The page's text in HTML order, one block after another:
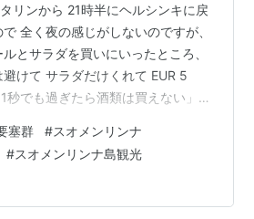
リンから 21時半にヘルシンキに戻
全く夜の感じがしないのですが、
とサラダを買いにいったところ、
けて サラダだけくれて EUR 5
秒でも過ぎたら酒類は買えない」
ガッっと3杯、明るいので夜時間の
この日からヘルシンキ シティパス
階建巡回バスと、ヘルシンキ港沖
観光施設が 利用できる。 ベトナ
塞群 #スオメンリンナ
#スオメンリンナ島観光